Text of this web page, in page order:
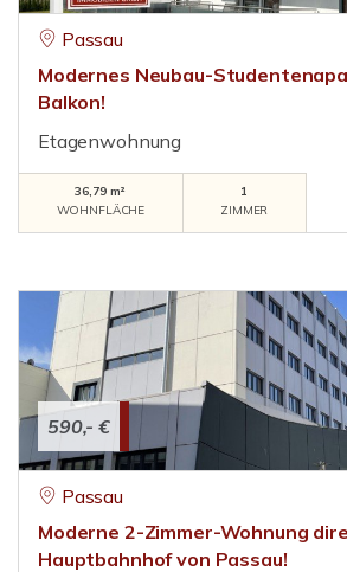
Passau
Modernes Neubau-
Balkon!
Etagenwohnung
36,79 m²
WOHNFLÄCHE
1
ZIMMER
590,- €
Passau
Moderne 2-Zimmer-Wohnung
Hauptbahnhof von Passau!